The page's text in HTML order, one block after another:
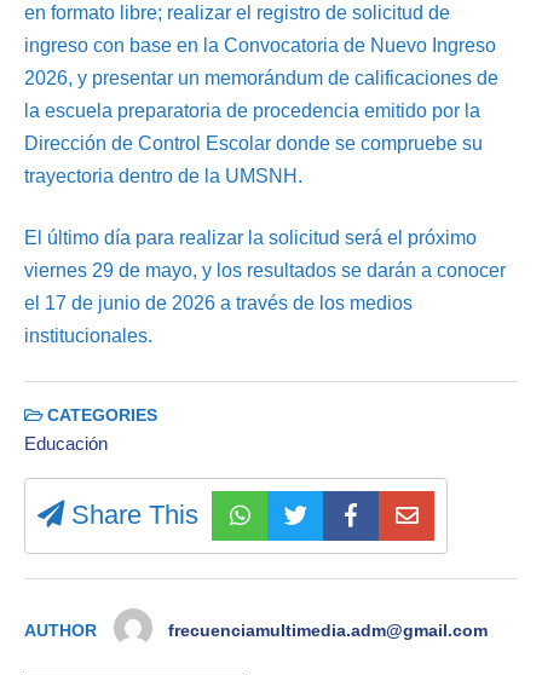
en formato libre; realizar el registro de solicitud de
ingreso con base en la Convocatoria de Nuevo Ingreso
2026, y presentar un memorándum de calificaciones de
la escuela preparatoria de procedencia emitido por la
Dirección de Control Escolar donde se compruebe su
trayectoria dentro de la UMSNH.
El último día para realizar la solicitud será el próximo
viernes 29 de mayo, y los resultados se darán a conocer
el 17 de junio de 2026 a través de los medios
institucionales.
CATEGORIES
Educación
Share This
AUTHOR frecuenciamultimedia.adm@gmail.com